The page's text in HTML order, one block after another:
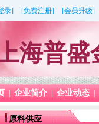
录] [免费注册] [会员升级]
海普盛
企业简介 企业动态
原料供应